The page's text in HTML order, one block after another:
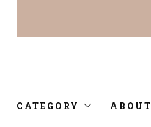
CATEGORY ABOUT